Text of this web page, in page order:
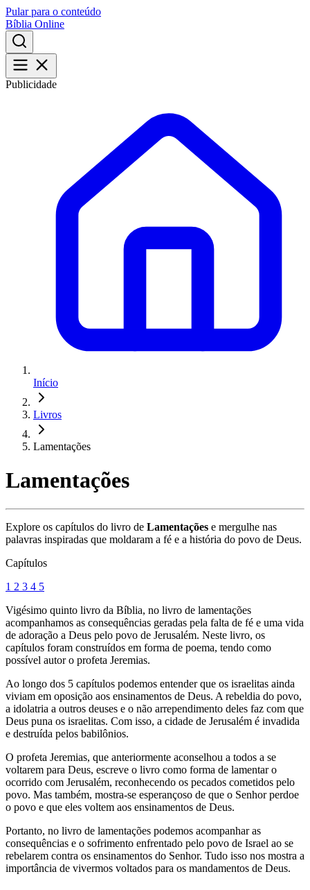
Pular para o conteúdo
Bíblia Online
Publicidade
Início
Livros
Lamentações
Lamentações
Explore os capítulos do livro de Lamentações e mergulhe nas
palavras inspiradas que moldaram a fé e a história do povo de Deus.
Capítulos
1 2 3 4 5
Vigésimo quinto livro da Bíblia, no livro de lamentações
acompanhamos as consequências geradas pela falta de fé e uma vida
de adoração a Deus pelo povo de Jerusalém. Neste livro, os
capítulos foram construídos em forma de poema, tendo como
possível autor o profeta Jeremias.
Ao longo dos 5 capítulos podemos entender que os israelitas ainda
viviam em oposição aos ensinamentos de Deus. A rebeldia do povo,
a idolatria a outros deuses e o não arrependimento deles faz com que
Deus puna os israelitas. Com isso, a cidade de Jerusalém é invadida
e destruída pelos babilônios.
O profeta Jeremias, que anteriormente aconselhou a todos a se
voltarem para Deus, escreve o livro como forma de lamentar o
ocorrido com Jerusalém, reconhecendo os pecados cometidos pelo
povo. Mas também, mostra-se esperançoso de que o Senhor perdoe
o povo e que eles voltem aos ensinamentos de Deus.
Portanto, no livro de lamentações podemos acompanhar as
consequências e o sofrimento enfrentado pelo povo de Israel ao se
rebelarem contra os ensinamentos do Senhor. Tudo isso nos mostra a
importância de vivermos voltados para os mandamentos de Deus.